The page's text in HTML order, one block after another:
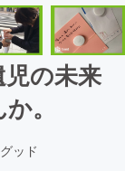
児の未来
。
ッド